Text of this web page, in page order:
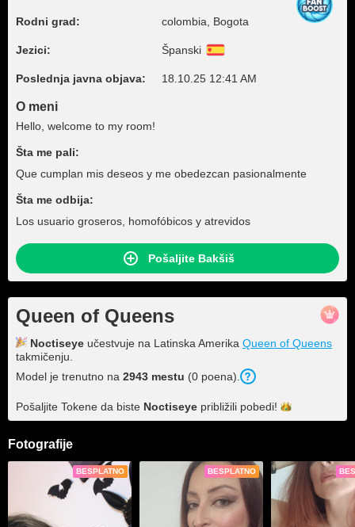
Rodni grad: colombia, Bogota
Jezici: Španski
Poslednja javna objava: 18.10.25 12:41 AM
O meni
Hello, welcome to my room!
Šta me pali:
Que cumplan mis deseos y me obedezcan pasionalmente
Šta me odbija:
Los usuario groseros, homofóbicos y atrevidos
Pošaljite Bakšiš
Queen of Queens
Noctiseye učestvuje na Latinska Amerika Queen of Queens
takmičenju.
Model je trenutno na 2943 mestu (0 poena).
Pošaljite Tokene da biste Noctiseye približili pobedi!
Fotografije
BESPLATNO BESPLATNO